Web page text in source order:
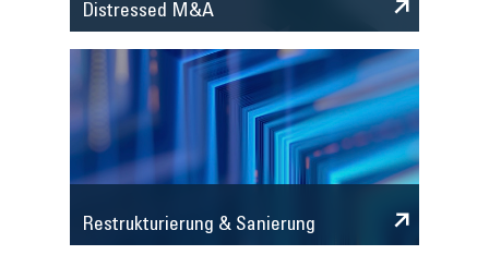
Distressed M&A
Restrukturierung & Sanierung